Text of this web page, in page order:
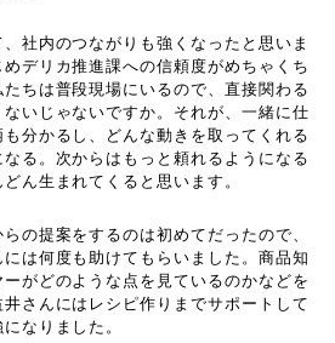
社内のつながりも強くなったと思いま
デリカ推進課への信頼度がめちゃくち
ちは普段現場にいるので、直接関わる
いじゃないですか。それが、一緒に仕
分かるし、どんな動きを取ってくれる
る。次からはもっと頼れるようになる
ん生まれてくると思います。
の提案をするのは初めてだったので、
は何度も助けてもらいました。商品知
がどのような点を見ているのかなどを
さんにはレシピ作りまでサポートして
なりました。